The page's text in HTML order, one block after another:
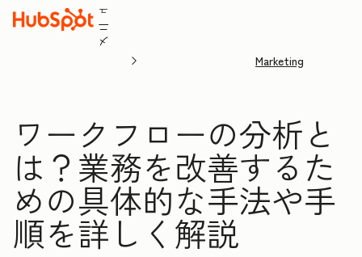
メ
ニ
ュ
Marketing
ワークフローの分析と
は？業務を改善するた
めの具体的な手法や手
順を詳しく解説